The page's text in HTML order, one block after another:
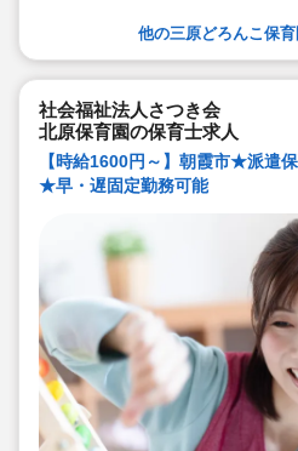
です。
他の三原どろんこ保
社会福祉法人さつき会
北原保育園の保育士求人
【時給1600円～】朝霞市★派遣
★早・遅固定勤務可能